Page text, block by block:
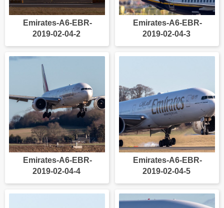
Emirates-A6-EBR-
2019-02-04-2
Emirates-A6-EBR-
2019-02-04-3
Emirates-A6-EBR-
2019-02-04-4
Emirates-A6-EBR-
2019-02-04-5